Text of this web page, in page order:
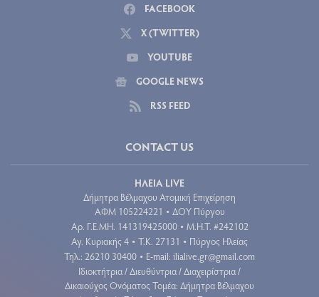
FACEBOOK
X (TWITTER)
YOUTUBE
GOOGLE NEWS
RSS FEED
CONTACT US
ΗΛΕΙΑ LIVE
Δήμητρα Βέλμαχου Ατομική Επιχείρηση
ΑΦΜ 105224221 • ΔΟΥ Πύργου
Aρ. Γ.Ε.ΜΗ. 141319425000 • Μ.Η.Τ. #242102
Αγ. Κυριακής 4 • Τ.Κ. 27131 • Πύργος Ηλείας
Τηλ.: 26210 30400 • E-mail: ilialive.gr@gmail.com
Ιδιοκτήτρια / Διευθύντρια / Διαχειρίστρια /
Δικαιούχος Ονόματος Τομέα: Δήμητρα Βέλμαχου